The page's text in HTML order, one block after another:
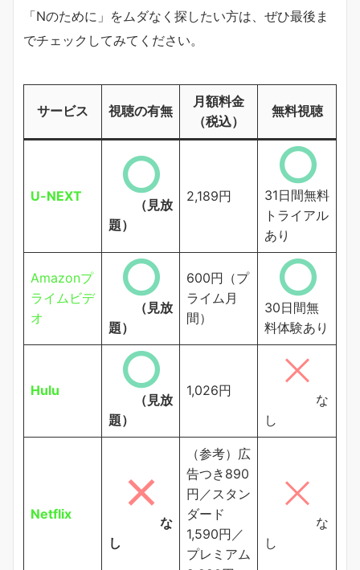
「Nのために」をムダなく探したい方は、ぜひ最後ま
でチェックしてみてください。
サービス 視聴の有無
月額料金
（税込）
無料視聴
U-NEXT
（見放
題）
2,189円
31日間無料
トライアル
あり
Amazonプ
ライムビデ
オ
（見放
題）
600円（プ
ライム月
間）
30日間無
料体験あり
Hulu
（見放
題）
1,026円
な
し
Netflix
な
し
（参考）広
告つき890
円／スタン
ダード
1,590円／
プレミアム
な
し